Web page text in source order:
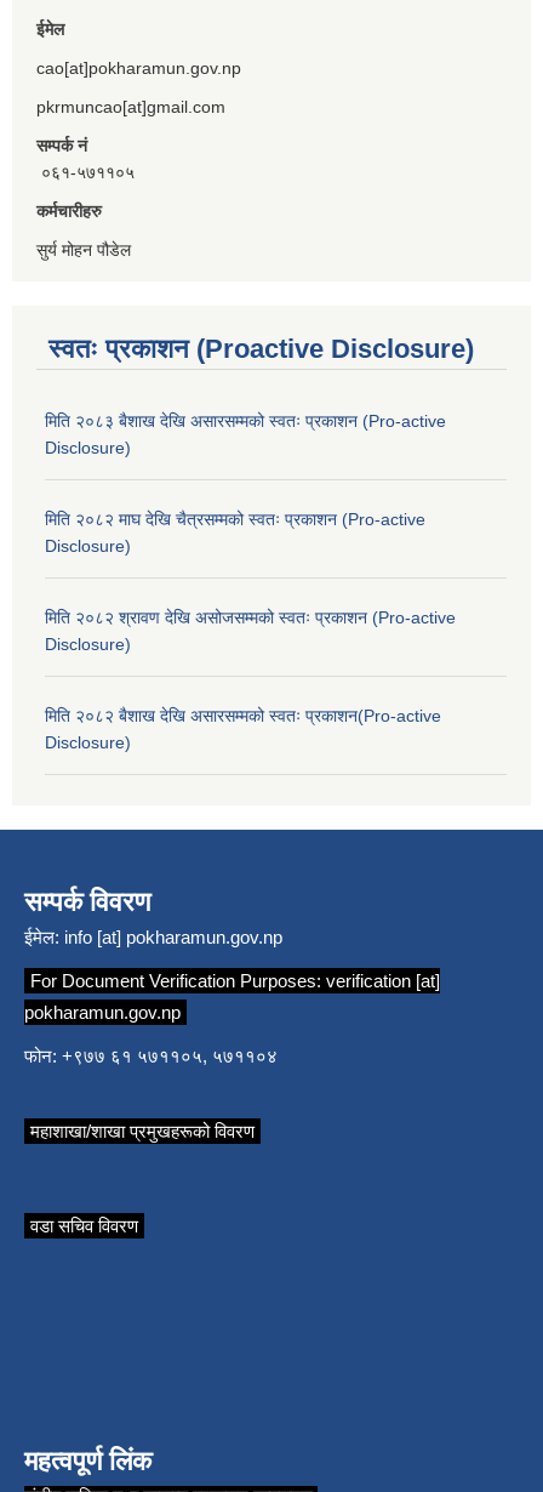
ईमेल
cao[at]pokharamun.gov.np
pkrmuncao[at]gmail.com
सम्पर्क नं
०६१-५७११०५
कर्मचारीहरु
सुर्य मोहन पौडेल
स्वतः प्रकाशन (Proactive Disclosure)
मिति २०८३ बैशाख देखि असारसम्मको स्वतः प्रकाशन (Pro-active
Disclosure)
मिति २०८२ माघ देखि चैत्रसम्मको स्वतः प्रकाशन (Pro-active
Disclosure)
मिति २०८२ श्रावण देखि असोजसम्मको स्वतः प्रकाशन (Pro-active
Disclosure)
मिति २०८२ बैशाख देखि असारसम्मको स्वतः प्रकाशन(Pro-active
Disclosure)
सम्पर्क विवरण
ईमेल: info [at] pokharamun.gov.np
For Document Verification Purposes: verification [at]
pokharamun.gov.np
फोन: +९७७ ६१ ५७११०५, ५७११०४
महाशाखा/शाखा प्रमुखहरूको विवरण
वडा सचिव विवरण
महत्वपूर्ण लिंक